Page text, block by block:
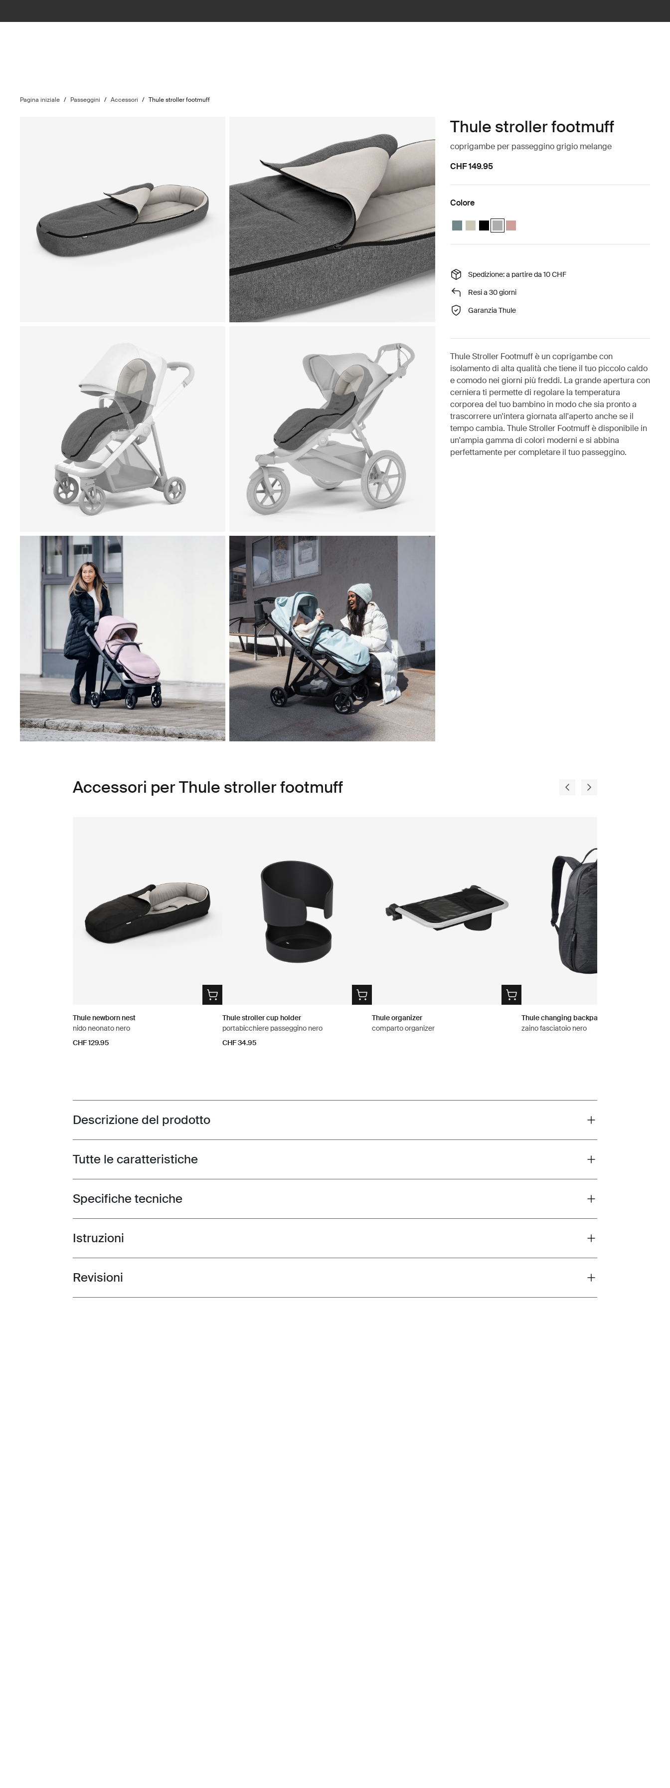
Pagina iniziale / Passeggini / Accessori / Thule stroller footmuff
Thule stroller footmuff
coprigambe per passeggino grigio melange
CHF 149.95
Colore
Thule stroller footmuff Blu medio
Thule stroller footmuff Soft Beige
Thule stroller footmuff Nero
Thule stroller footmuff Gray Melange (selected)
Thule stroller footmuff Misty Rose
Spedizione: a partire da 10 CHF
Resi a 30 giorni
Garanzia Thule
Thule Stroller Footmuff è un coprigambe con
isolamento di alta qualità che tiene il tuo piccolo caldo
e comodo nei giorni più freddi. La grande apertura con
cerniera ti permette di regolare la temperatura
corporea del tuo bambino in modo che sia pronto a
trascorrere un'intera giornata all'aperto anche se il
tempo cambia. Thule Stroller Footmuff è disponibile in
un'ampia gamma di colori moderni e si abbina
perfettamente per completare il tuo passeggino.
Accessori per Thule stroller footmuff
Thule newborn nest
nido neonato nero
CHF 129.95
Thule stroller cup holder
portabicchiere passeggino nero
CHF 34.95
Thule organizer
comparto organizer
Thule changing backpack
zaino fasciatoio nero
Toggle overview
Descrizione del prodotto
Toggle features
Tutte le caratteristiche
Toggle techspec
Specifiche tecniche
Toggle guides and instructions
Istruzioni
Toggle overview
Revisioni